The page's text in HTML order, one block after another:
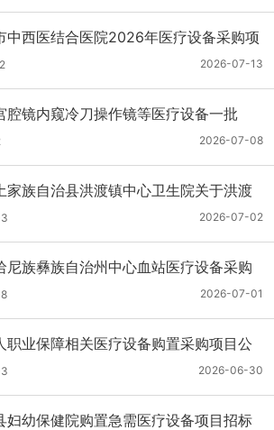
中西医结合医院2026年医疗设备采购项
开招标公告
2026-07-13
腔镜内窥冷刀操作镜等医疗设备一批
+远程异地+分散）
2026-07-08
家族自治县洪渡镇中心卫生院关于洪渡
卫生院县域医疗次中心医疗设备采购项
开招标公告
2026-07-02
尼族彝族自治州中心血站医疗设备采购
）公开招标公告
2026-07-01
职业保障相关医疗设备购置采购项目公
标公告
2026-06-30
妇幼保健院购置急需医疗设备项目招标